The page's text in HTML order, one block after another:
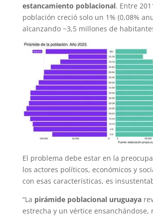
estancamiento poblacional. Entre
población creció solo un 1% (0,08%
alcanzando ~3,5 millones de
El problema debe estar en la
los actores políticos, económicos y
con esas características, es
“La pirámide poblacional uruguaya
estrecha y un vértice ensanchándose,